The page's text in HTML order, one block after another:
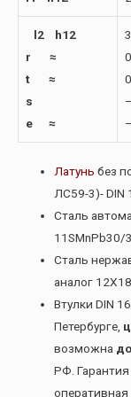
l2 h12
r ≈
t ≈
s
e ≈
Латунь без
ЛС59-3)- DIN
Сталь
11SMnPb30/
Сталь
аналог
Втулки DIN
Петербурге,
возможна
РФ. Гарантия
оперативная